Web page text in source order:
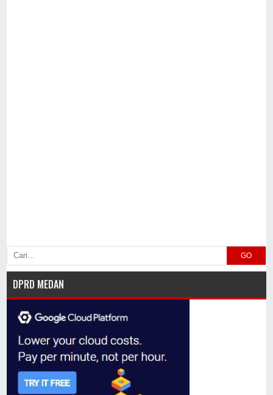
GO
DPRD MEDAN